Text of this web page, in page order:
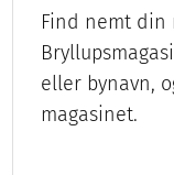
Find nemt
eller bynavn,
magasinet.